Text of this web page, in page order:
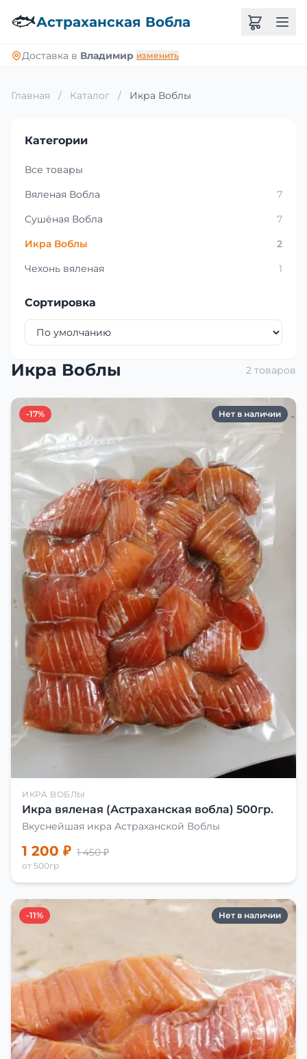
🐟Астраханская Вобла
Доставка в Владимир изменить
Главная / Каталог / Икра Воблы
Категории
Все товары
Вяленая Вобла
7
Сушёная Вобла
7
Икра Воблы
2
Чехонь вяленая
1
Сортировка
Икра Воблы 2 товаров
-17% Нет в наличии
ИКРА ВОБЛЫ
Икра вяленая (Астраханская вобла) 500гр.
Вкуснейшая икра Астраханской Воблы
1 200 ₽ 1 450 ₽
от 500гр
-11% Нет в наличии